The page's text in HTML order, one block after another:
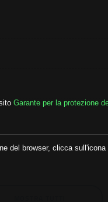
Garante per la protezione
del browser, clicca sull'icona